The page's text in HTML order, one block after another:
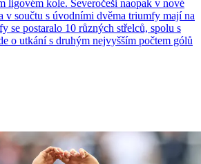
ligovém kole. Severočeši naopak v nové
v součtu s úvodními dvěma triumfy mají na
se postaralo 10 různých střelců, spolu s
o utkání s druhým nejvyšším počtem gólů